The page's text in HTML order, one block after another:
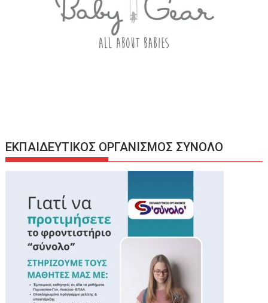
ΕΚΠΑΙΔΕΥΤΙΚΟΣ ΟΡΓΑΝΙΣΜΟΣ ΣΥΝΟΛΟ